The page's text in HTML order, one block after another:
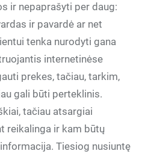
ir nepaprašyti per daug:
ir pavardė ar net
tenka nurodyti gana
internetinėse
prekes, tačiau, tarkim,
gali būti perteklinis.
tačiau atsargiai
reikalinga ir kam būtų
Tiesiog nusiuntę